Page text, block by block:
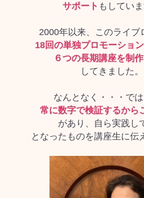
サポート もしていま
2000年以来、このライブ
18回の単独プロモーション
６つの長期講座を制
してきました。
なんとなく・・・では
常に数字で検証するから
があり、自ら実践し
となったものを講座生に伝